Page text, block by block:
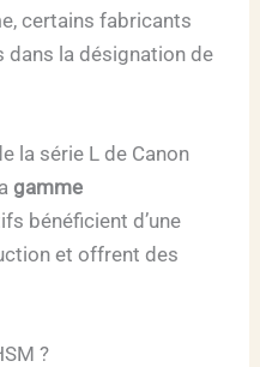
certains fabricants
dans la désignation de
la série L de Canon
gamme
bénéficient d’une
et offrent des
?